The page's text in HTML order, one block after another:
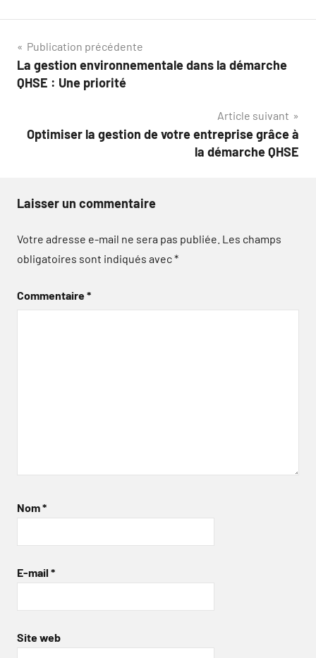
Navigation
de
Publication précédente
La gestion environnementale dans la démarche
QHSE : Une priorité
Article suivant
Optimiser la gestion de votre entreprise grâce à
la démarche QHSE
Laisser un commentaire
Votre adresse e-mail ne sera pas publiée. Les champs
obligatoires sont indiqués avec*
Commentaire*
Nom*
E-mail *
Site web